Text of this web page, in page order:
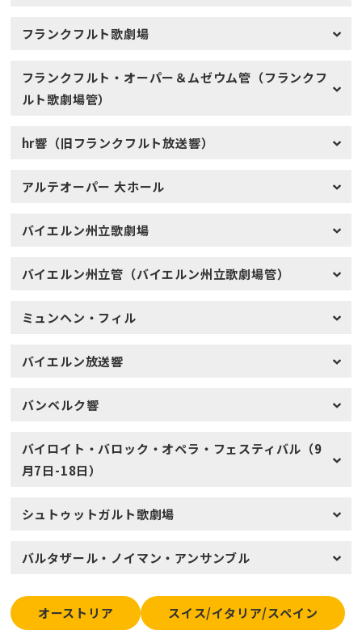
フランクフルト歌劇場
フランクフルト・オーパー＆ムゼウム管（フランクフ
ルト歌劇場管）
hr響（旧フランクフルト放送響）
アルテオーパー 大ホール
バイエルン州立歌劇場
バイエルン州立管（バイエルン州立歌劇場管）
ミュンヘン・フィル
バイエルン放送響
バンベルク響
バイロイト・バロック・オペラ・フェスティバル（9
月7日-18日）
シュトゥットガルト歌劇場
バルタザール・ノイマン・アンサンブル
オーストリア スイス/イタリア/スペイン